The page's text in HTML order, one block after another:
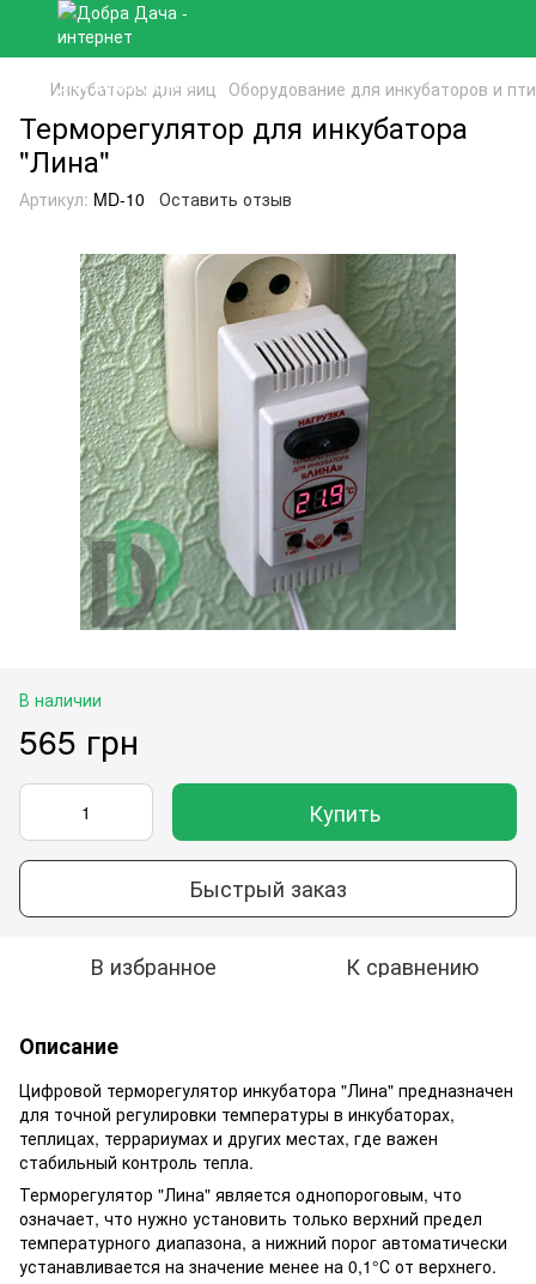
Инкубаторы для яиц Оборудование для инкубаторов и
Терморегулятор для инкубатора
"Лина"
Артикул: MD-10 Оставить отзыв
В наличии
565 грн
Купить
Быстрый заказ
В избранное К сравнению
Описание
Цифровой терморегулятор инкубатора "Лина" предназначен
для точной регулировки температуры в инкубаторах,
теплицах, террариумах и других местах, где важен
стабильный контроль тепла.
Терморегулятор "Лина" является однопороговым, что
означает, что нужно установить только верхний предел
температурного диапазона, а нижний порог автоматически
устанавливается на значение менее на 0,1°С от верхнего.